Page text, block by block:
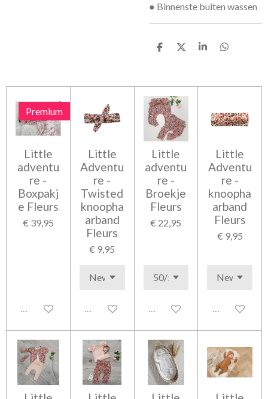
● Binnenste buiten wassen
D
n
D
S
e
D
n
Premium
Little
adventu
re -
Boxpakj
e Fleurs
€ 39,95
Uitgeschakeld
Little
Adventu
re -
Twisted
knoopha
arband
Fleurs
€ 9,95
Uitgeschakeld
Little
adventu
re -
Broekje
Fleurs
€ 22,95
Uitgeschakeld
Little
Adventu
re -
knoopha
arband
Fleurs
€ 9,95